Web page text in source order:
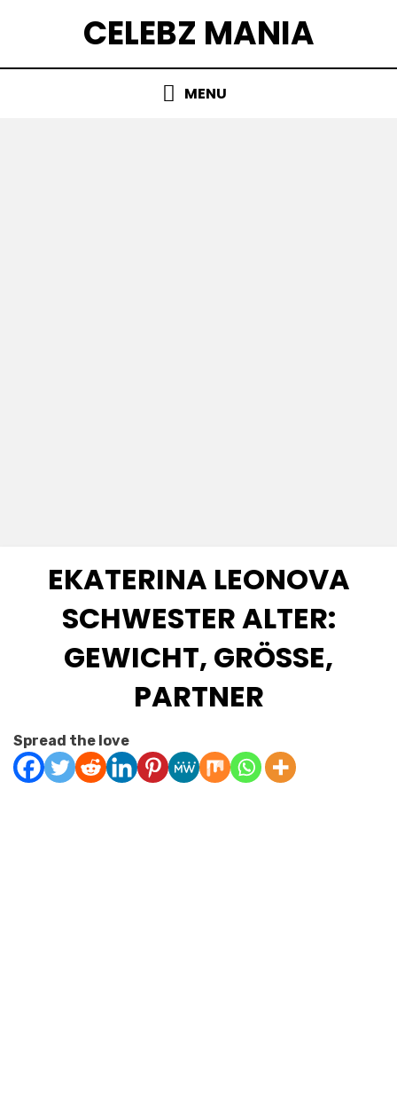
CELEBZ MANIA
MENU
EKATERINA LEONOVA
SCHWESTER ALTER:
GEWICHT, GRÖSSE, P
ARTNER
on
Spread the love